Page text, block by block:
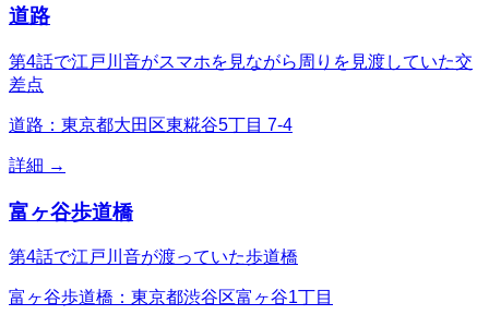
道路
第4話で江戸川音がスマホを見ながら周りを見渡していた交
差点
道路：東京都大田区東糀谷5丁目 7-4
詳細 →
富ヶ谷歩道橋
第4話で江戸川音が渡っていた歩道橋
富ヶ谷歩道橋：東京都渋谷区富ヶ谷1丁目